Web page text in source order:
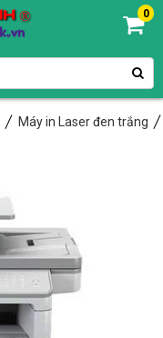
0
Máy in Laser đen trắng